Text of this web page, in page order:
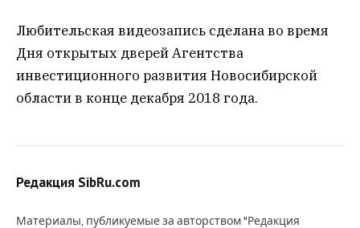
Любительская видеозапись сделана во время
Дня открытых дверей Агентства
инвестиционного развития Новосибирской
области в конце декабря 2018 года.
Редакция SibRu.com
Материалы, публикуемые за авторством "Редакция